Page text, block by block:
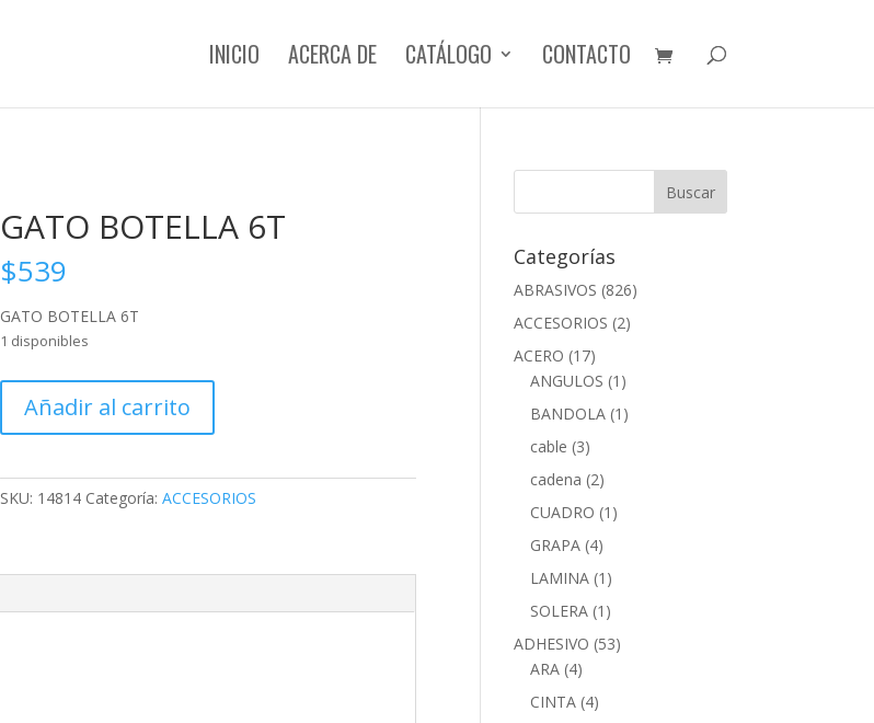
INICIO ACERCA DE CATÁLOGO CONTACTO
GATO BOTELLA 6T
$539
GATO BOTELLA 6T
1 disponibles
BOTELLA
6T
Añadir al carrito
SKU: 14814 Categoría:ACCESORIOS
Categorías
ABRASIVOS (826)
ACCESORIOS (2)
ACERO (17)
ANGULOS (1)
BANDOLA (1)
cable (3)
cadena (2)
CUADRO (1)
GRAPA (4)
LAMINA (1)
SOLERA (1)
ADHESIVO (53)
ARA (4)
CINTA (4)